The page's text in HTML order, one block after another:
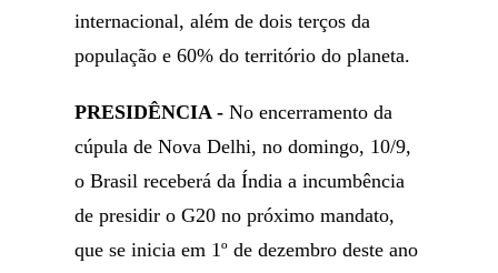
internacional, além de dois terços da
população e 60% do território do planeta.
PRESIDÊNCIA - No encerramento da
cúpula de Nova Delhi, no domingo, 10/9,
o Brasil receberá da Índia a incumbência
de presidir o G20 no próximo mandato,
que se inicia em 1º de dezembro deste ano